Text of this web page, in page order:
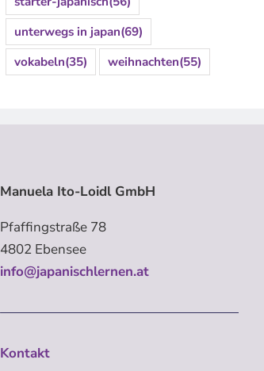
unterwegs in japan(69)
vokabeln(35) weihnachten(55)
Manuela Ito-Loidl GmbH
Pfaffingstraße 78
4802 Ebensee
info@japanischlernen.at
Kontakt